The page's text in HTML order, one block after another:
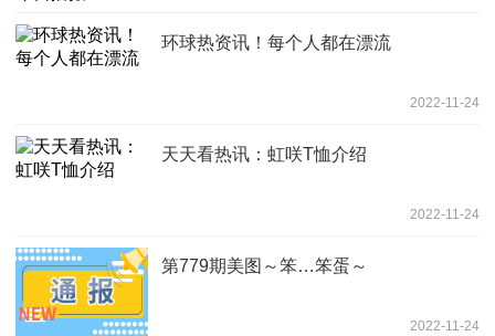
环球热资讯！每个人都在漂流
2022-11-24
天天看热讯：虹咲T恤介绍
2022-11-24
第779期美图～笨…笨蛋～
2022-11-24